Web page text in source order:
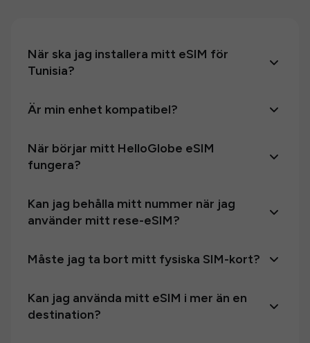
När ska jag installera mitt eSIM för
Tunisia?
Är min enhet kompatibel?
När börjar mitt HelloGlobe eSIM
fungera?
Kan jag behålla mitt nummer när jag
använder mitt rese-eSIM?
Måste jag ta bort mitt fysiska SIM-kort?
Kan jag använda mitt eSIM i mer än en
destination?